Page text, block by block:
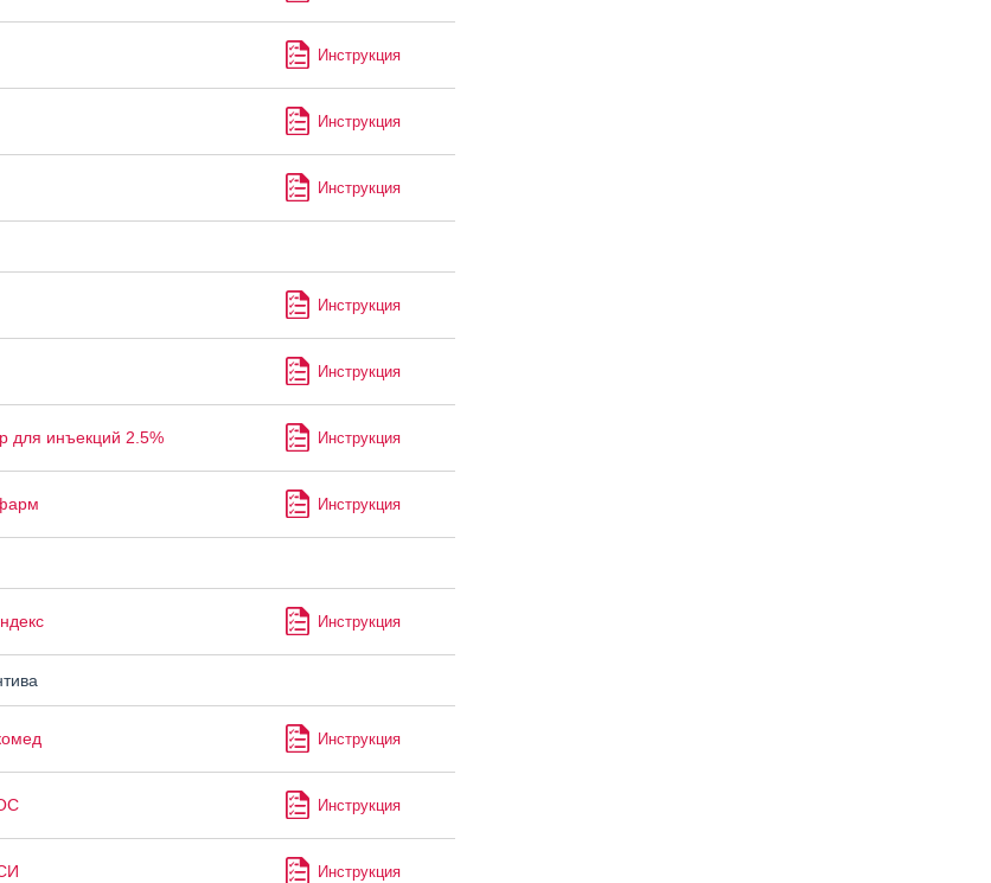
Инструкция
Инструкция
Инструкция
Инструкция
Инструкция
для инъекций 2.5% Инструкция
Инструкция
Инструкция
Инструкция
Инструкция
Инструкция